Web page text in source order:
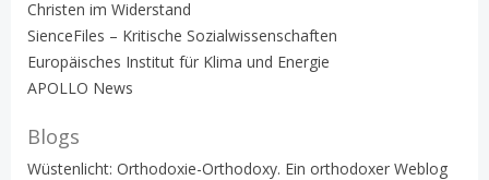
Christen im Widerstand
SienceFiles – Kritische Sozialwissenschaften
Europäisches Institut für Klima und Energie
APOLLO News
Blogs
Wüstenlicht: Orthodoxie-Orthodoxy. Ein orthodoxer Weblog